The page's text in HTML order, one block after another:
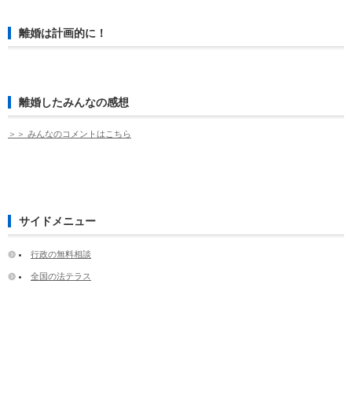
離婚は計画的に！
離婚したみんなの感想
＞＞ みんなのコメントはこちら
サイドメニュー
行政の無料相談
全国の法テラス